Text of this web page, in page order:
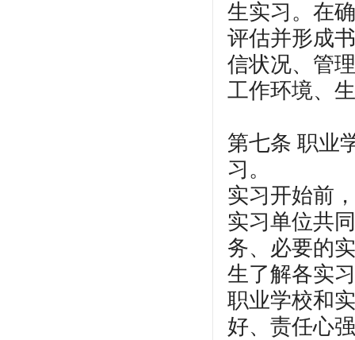
生实习。在
评估并形成
信状况、管
工作环境、
第七条 职业
习。
实习开始前
实习单位共
务、必要的
生了解各实
职业学校和
好、责任心